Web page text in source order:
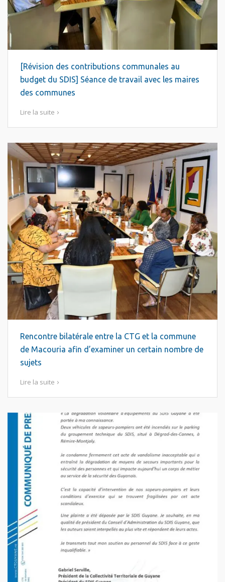
[Révision des contributions communales au
budget du SDIS] Séance de travail avec les maires
des communes
Lire la suite
Rencontre bilatérale entre la CTG et la commune
de Macouria afin d’examiner un certain nombre de
sujets
Lire la suite